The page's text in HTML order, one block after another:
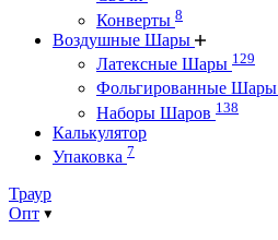
Конверты 8
Воздушные Шары
Латексные Шары 129
Фольгированные Шары
Наборы Шаров 138
Калькулятор
Упаковка 7
Траур
Опт